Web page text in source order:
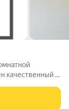
качественный и
детской и